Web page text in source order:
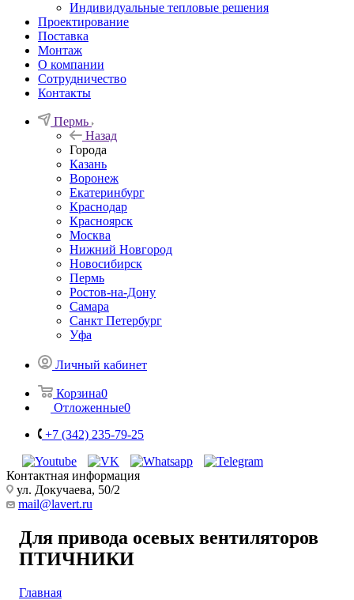
Индивидуальные тепловые решения
Проектирование
Поставка
Монтаж
О компании
Сотрудничество
Контакты
Пермь
Назад
Города
Казань
Воронеж
Екатеринбург
Краснодар
Красноярск
Москва
Нижний Новгород
Новосибирск
Пермь
Ростов-на-Дону
Самара
Санкт Петербург
Уфа
Личный кабинет
Корзина0
Отложенные0
+7 (342) 235-79-25
Контактная информация
ул. Докучаева, 50/2
mail@lavert.ru
Для привода осевых вентиляторов
ПТИЧНИКИ
Главная